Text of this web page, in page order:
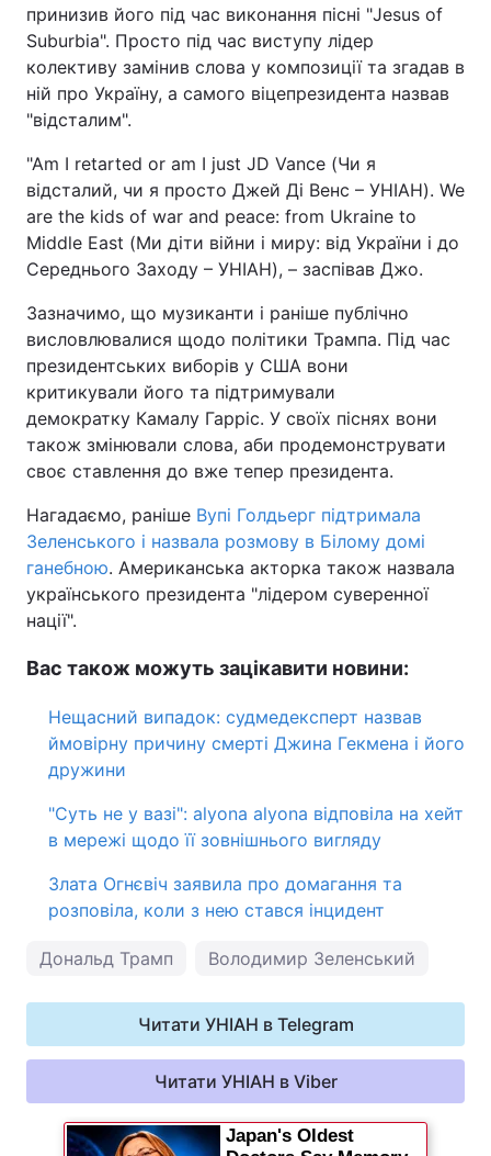
принизив його під час виконання пісні "Jesus of
Suburbia". Просто під час виступу лідер
колективу замінив слова у композиції та згадав в
ній про Україну, а самого віцепрезидента назвав
"відсталим".
"Am I retarted or am I just JD Vance (Чи я
відсталий, чи я просто Джей Ді Венс – УНІАН). We
are the kids of war and peace: from Ukraine to
Middle East (Ми діти війни і миру: від України і до
Середнього Заходу – УНІАН), – заспівав Джо.
Зазначимо, що музиканти і раніше публічно
висловлювалися щодо політики Трампа. Під час
президентських виборів у США вони
критикували його та підтримували
демократку Камалу Гарріс. У своїх піснях вони
також змінювали слова, аби продемонструвати
своє ставлення до вже тепер президента.
Нагадаємо, раніше Вупі Голдьерг підтримала
Зеленського і назвала розмову в Білому домі
ганебною. Американська акторка також назвала
українського президента "лідером суверенної
нації".
Вас також можуть зацікавити новини:
Нещасний випадок: судмедексперт назвав
ймовірну причину смерті Джина Гекмена і його
дружини
"Суть не у вазі": alyona alyona відповіла на хейт
в мережі щодо її зовнішнього вигляду
Злата Огнєвіч заявила про домагання та
розповіла, коли з нею стався інцидент
Дональд Трамп Володимир Зеленський
Читати УНІАН в Telegram
Читати УНІАН в Viber